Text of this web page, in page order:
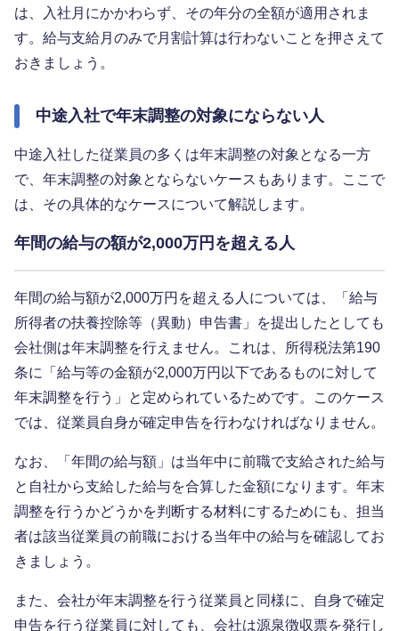
は、入社月にかかわらず、その年分の全額が適用されま
す。給与支給月のみで月割計算は行わないことを押さえて
おきましょう。
中途入社で年末調整の対象にならない人
中途入社した従業員の多くは年末調整の対象となる一方
で、年末調整の対象とならないケースもあります。ここで
は、その具体的なケースについて解説します。
年間の給与の額が2,000万円を超える人
年間の給与額が2,000万円を超える人については、「給与
所得者の扶養控除等（異動）申告書」を提出したとしても
会社側は年末調整を行えません。これは、所得税法第190
条に「給与等の金額が2,000万円以下であるものに対して
年末調整を行う」と定められているためです。このケース
では、従業員自身が確定申告を行わなければなりません。
なお、「年間の給与額」は当年中に前職で支給された給与
と自社から支給した給与を合算した金額になります。年末
調整を行うかどうかを判断する材料にするためにも、担当
者は該当従業員の前職における当年中の給与を確認してお
きましょう。
また、会社が年末調整を行う従業員と同様に、自身で確定
申告を行う従業員に対しても、会社は源泉徴収票を発行し